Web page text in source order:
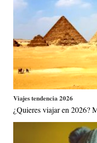
Viajes tendencia 2026
¿Quieres viajar en 2026?